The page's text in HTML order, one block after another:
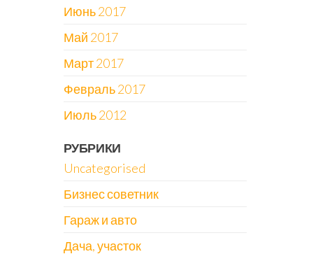
Июнь 2017
Май 2017
Март 2017
Февраль 2017
Июль 2012
РУБРИКИ
Uncategorised
Бизнес советник
Гараж и авто
Дача, участок